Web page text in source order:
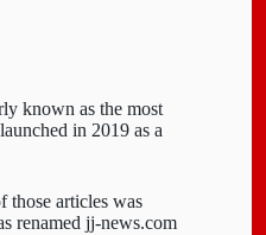
known as the most
in 2019 as a
those articles was
renamed jj-news.com